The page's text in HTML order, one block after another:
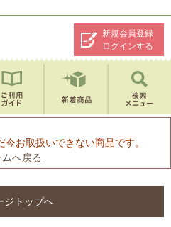
新規会員登録
ログインする
お取扱いできない商品です。
ムへ戻る
ジトップへ